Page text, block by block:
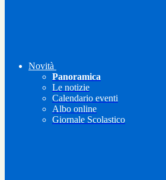
Novità
Panoramica
Le notizie
Calendario eventi
Albo online
Giornale Scolastico